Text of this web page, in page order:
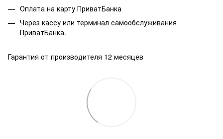
Оплата на карту ПриватБанка
Через кассу или терминал самообслуживания
ПриватБанка.
Гарантия от производителя 12 месяцев